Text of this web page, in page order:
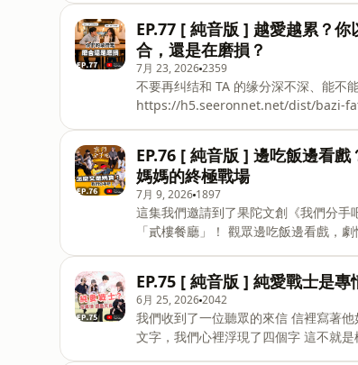
Podcast &amp; YouTube 『你不說，我怎麼知道？』 歌手小祿、化妝師丁丁、攝影師傑森 三種立場，三種
解讀方式 聊生活、聊關係，也聊那些你平常說不出口的事 有時好笑，有時認真，但每一集都很誠實 你卡住的
那些事，也許我們剛好聊過 📬 投稿 / 合作 justsayit168@gmail.com 你不說！我怎麼知道？
EP.77 [ 純音版 ] 越愛越累？
合，還是在磨損？
7月 23, 20262359
不要再纠结和 TA 的缘分深不深、能不能長久了！ 給大家免費開放
https://h5.seeronnet.net/dist/bazi-fate/
模式，到感情整體走勢、潛在感情考驗、相處
能在這份合盤裡找到清晰的答案。 在感情、職場或各種人際關係裡 我們總被教育著「要互相包容、要磨合」
但磨著磨著，卻發現對方毫髮無傷 自己卻已經遍體鱗傷。 隔週四更新｜Podcast &amp; YouTube 『你不
說，我怎麼知道？』 歌手小祿、化妝師丁丁、攝影師傑森 三種立場，三種解讀方式 聊生活、聊關係，也聊那
些你平常說不出
EP.76 [ 純音版 ] 邊吃飯邊看
媽媽的終極戰場
7月 9, 2026 1897
這集我們邀請到了果陀文創《我們分手吧》的導演與製作人。 這部劇
「貳樓餐廳」！ 觀眾邊吃飯邊看戲，劇情講的還是最讓現代人頭痛的議題 「媽寶與他的控制狂媽媽，還有崩
祿、化妝師丁丁、攝影師傑森 三種立場，三種解讀方式 聊生活、聊關係，也聊那些你平常說不出口的事 有時
好笑，有時認真，但每一集都很誠實 你卡住的那些事，也許我們剛好聊過 📬 投稿 / 合作
justsayit168@gmail.com 你不說！我怎麼知道？ https://www.instagram.com/justsayit2024168 丁丁
https://www.instagram.com/
EP.75 [ 純音版 ] 純愛戰士是
6月 25, 20262042
我們收到了一位聽眾的來信 信裡寫著他如何在一段感情中的付出 結果卻換來一句「你不要喜歡我」 看著他的
文字，我們心裡浮現了四個字 這不就是標準的「純愛戰士」嗎？ 隔週四更新｜Podcast &amp; YouTube